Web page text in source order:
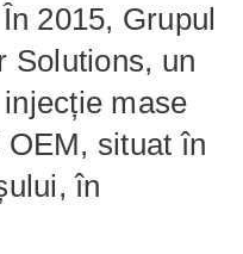
2015, Grupul
Solutions, un
mase
situat în
în